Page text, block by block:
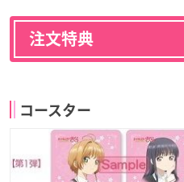
注文特典
コースター